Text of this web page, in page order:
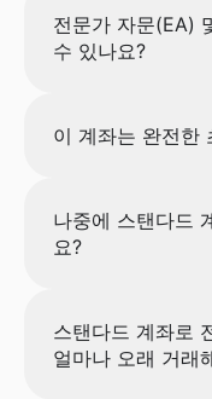
전문가 자문(EA)
수 있나요?
이 계좌는 완전한
나중에 스탠다드
요?
스탠다드 계좌로
얼마나 오래 거래